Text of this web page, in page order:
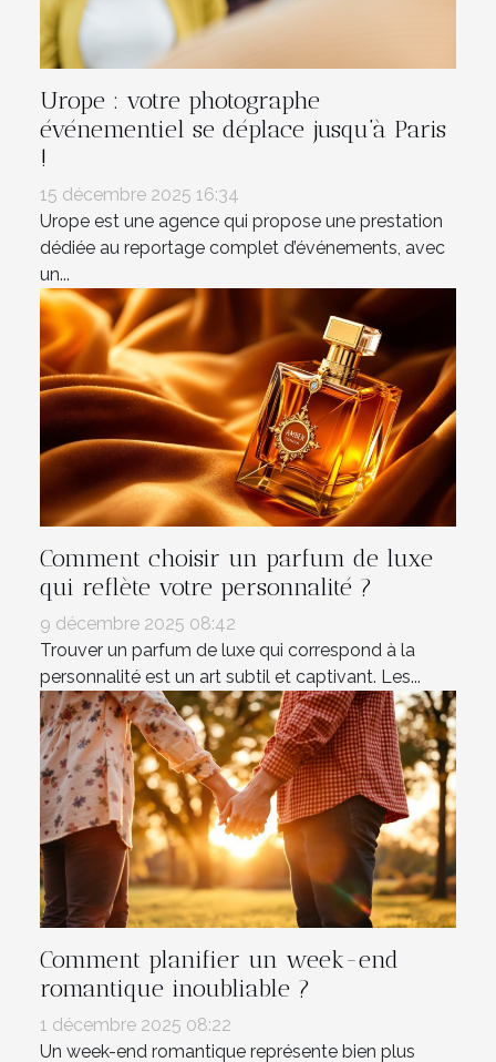
Urope : votre photographe
événementiel se déplace jusqu’à Paris
!
15 décembre 2025 16:34
Urope est une agence qui propose une prestation
dédiée au reportage complet d’événements, avec
un...
Comment choisir un parfum de luxe
qui reflète votre personnalité ?
9 décembre 2025 08:42
Trouver un parfum de luxe qui correspond à la
personnalité est un art subtil et captivant. Les...
Comment planifier un week-end
romantique inoubliable ?
1 décembre 2025 08:22
Un week-end romantique représente bien plus